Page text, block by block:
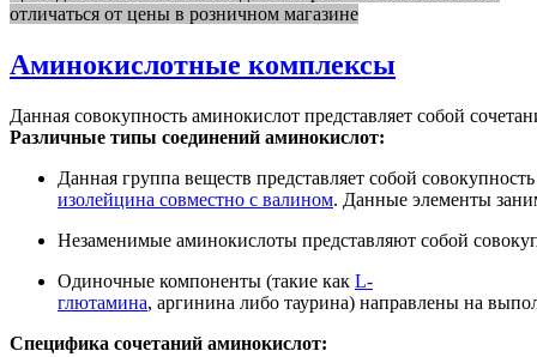
отличаться от цены в розничном магазине
Аминокислотные комплексы
Данная совокупность аминокислот представляет собой
Различные типы соединений аминокислот:
Данная группа веществ представляет собой совокупность
изолейцина совместно с валином. Данные элементы
Незаменимые аминокислоты представляют собой
Одиночные компоненты (такие как L-
глютамина, аргинина либо таурина) направлены на
Специфика сочетаний аминокислот: